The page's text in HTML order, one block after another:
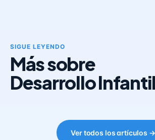
SIGUE LEYENDO
Más sobre
Desarrollo Infantil
Ver todos los artículos →